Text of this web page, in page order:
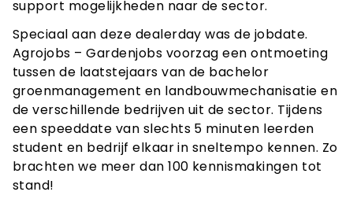
support mogelijkheden naar de sector.
Speciaal aan deze dealerday was de jobdate.
Agrojobs – Gardenjobs voorzag een ontmoeting
tussen de laatstejaars van de bachelor
groenmanagement en landbouwmechanisatie en
de verschillende bedrijven uit de sector. Tijdens
een speeddate van slechts 5 minuten leerden
student en bedrijf elkaar in sneltempo kennen. Zo
brachten we meer dan 100 kennismakingen tot
stand!